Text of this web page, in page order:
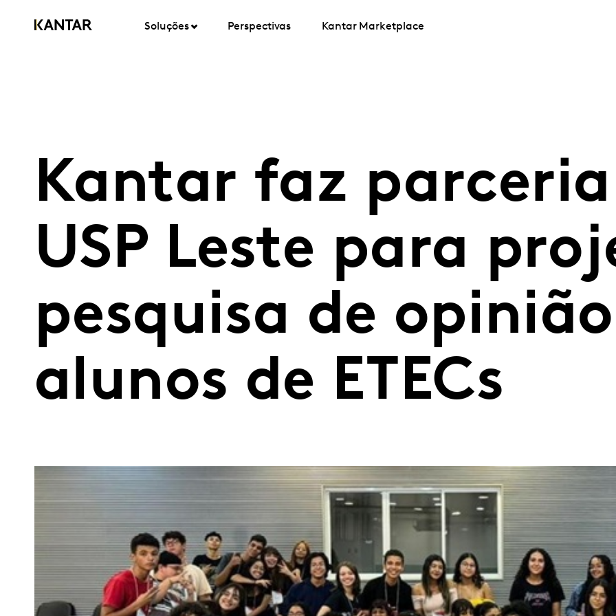
Soluções Perspectivas Kantar Marketplace
Kantar faz
USP Leste para
pesquisa de
alunos de ETECs